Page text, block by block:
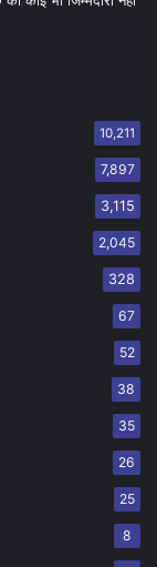
10,211
7,897
3,115
2,045
328
67
52
38
35
26
25
8